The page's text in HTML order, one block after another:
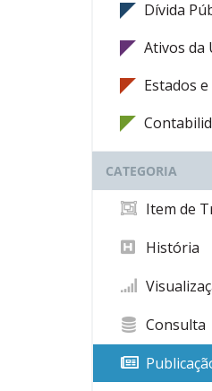
Dívida
Ativos da
Estados
CATEGORIA
Item de
História
Consulta